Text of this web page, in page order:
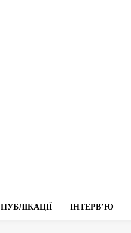
ПУБЛІКАЦІЇ ІНТЕРВʼЮ